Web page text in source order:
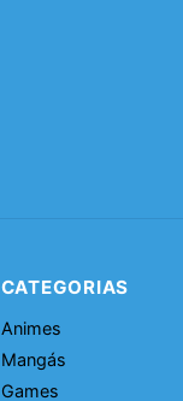
CATEGORIAS
Animes
Mangás
Games